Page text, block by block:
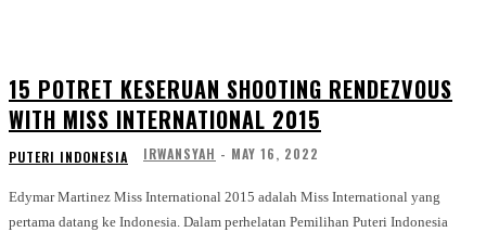
15 POTRET KESERUAN SHOOTING RENDEZVOUS
WITH MISS INTERNATIONAL 2015
PUTERI INDONESIA IRWANSYAH - MAY 16, 2022
Edymar Martinez Miss International 2015 adalah Miss International yang
pertama datang ke Indonesia. Dalam perhelatan Pemilihan Puteri Indonesia